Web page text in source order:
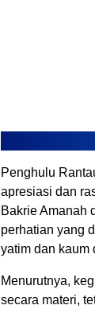
Penghulu
apresiasi dan
Bakrie Amanah
perhatian yang
yatim dan kaum
Menurutnya,
secara materi,